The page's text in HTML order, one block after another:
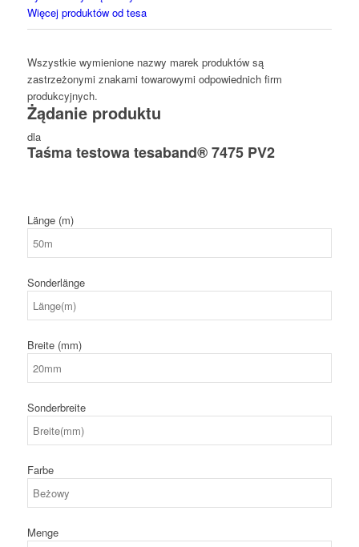
Więcej produktów od tesa
Wszystkie wymienione nazwy marek produktów są
zastrzeżonymi znakami towarowymi odpowiednich firm
produkcyjnych.
Żądanie produktu
dla
Taśma testowa tesaband® 7475 PV2
Länge (m)
Sonderlänge
Breite (mm)
Sonderbreite
Farbe
Menge